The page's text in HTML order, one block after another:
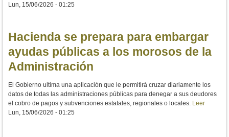
Lun, 15/06/2026 - 01:25
Hacienda se prepara para embargar
ayudas públicas a los morosos de la
Administración
El Gobierno ultima una aplicación que le permitirá cruzar diariamente los
datos de todas las administraciones públicas para denegar a sus deudores
el cobro de pagos y subvenciones estatales, regionales o locales. Leer
Lun, 15/06/2026 - 01:25